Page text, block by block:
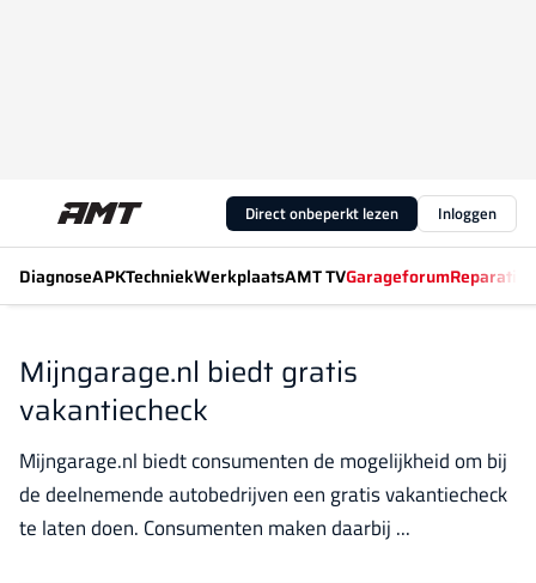
Direct onbeperkt lezen Inloggen
DiagnoseAPKTechniekWerkplaatsAMT TVGarageforum
Mijngarage.nl biedt gratis
vakantiecheck
Mijngarage.nl biedt consumenten de mogelijkheid om bij
de deelnemende autobedrijven een gratis vakantiecheck
te laten doen. Consumenten maken daarbij ...